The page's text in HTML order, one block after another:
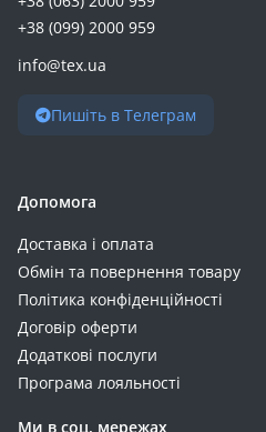
+38 (099) 2000 959
info@tex.ua
Пишіть в Телеграм
Допомога
Доставка і оплата
Обмін та повернення товару
Політика конфіденційності
Договір оферти
Додаткові послуги
Програма лояльності
Ми в соц. мережах